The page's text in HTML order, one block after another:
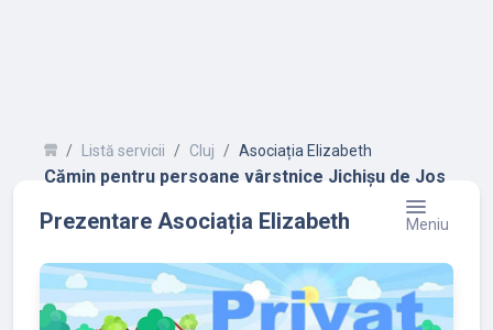
Listă servicii Cluj Asociația Elizabeth
Cămin pentru persoane vârstnice Jichișu de Jos
Meniu
Prezentare Asociația Elizabeth